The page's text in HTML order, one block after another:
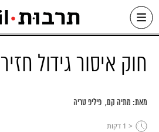
Skip
content
כל האתר
חוק איסור גידול חזיר
מאת: מתיה קם פיליפ טריה
< 1 דקות